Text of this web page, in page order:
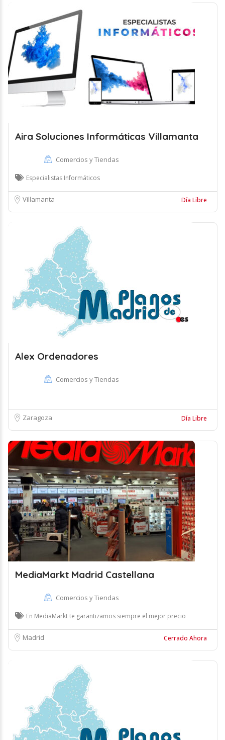
Aira Soluciones Informáticas Villamanta
Comercios y Tiendas
Especialistas Informáticos
Villamanta Día Libre
Alex Ordenadores
Comercios y Tiendas
Zaragoza Día Libre
MediaMarkt Madrid Castellana
Comercios y Tiendas
En MediaMarkt te garantizamos siempre el mejor precio
Madrid Cerrado Ahora